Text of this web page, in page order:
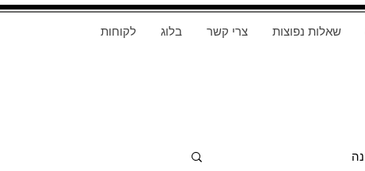
שאלות נפוצות צרי קשר בלוג לקוחות